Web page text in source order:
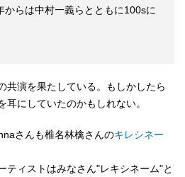
らは中村一義らとともに100sに
共演を果たしている。もしかしたら
にしていたのかもしれない。
さんも椎名林檎さんのキレシネー
ティストはみなさん"レキシネーム"と